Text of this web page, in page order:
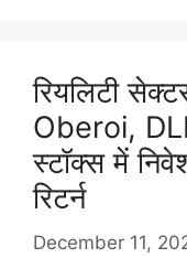
रियलिटी
Oberoi,
स्टॉक्स में
रिटर्न
December 11,